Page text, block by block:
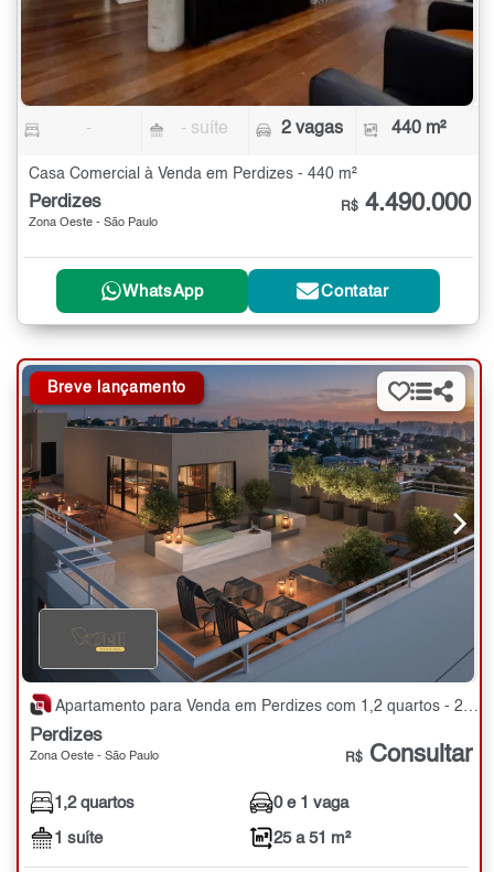
- - suíte 2 vagas 440 m²
Casa Comercial à Venda em Perdizes - 440 m²
Perdizes
Zona Oeste - São Paulo
R$ 4.490.000
WhatsApp Contatar
Breve lançamento
Apartamento para Venda em Perdizes com 1,2 quartos - 25 a 51 m²
Perdizes
Zona Oeste - São Paulo R$ Consultar
1,2 quartos
1 suíte
0 e 1 vaga
25 a 51 m²